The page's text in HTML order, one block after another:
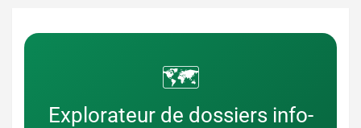
🗺️
Explorateur de dossiers info-